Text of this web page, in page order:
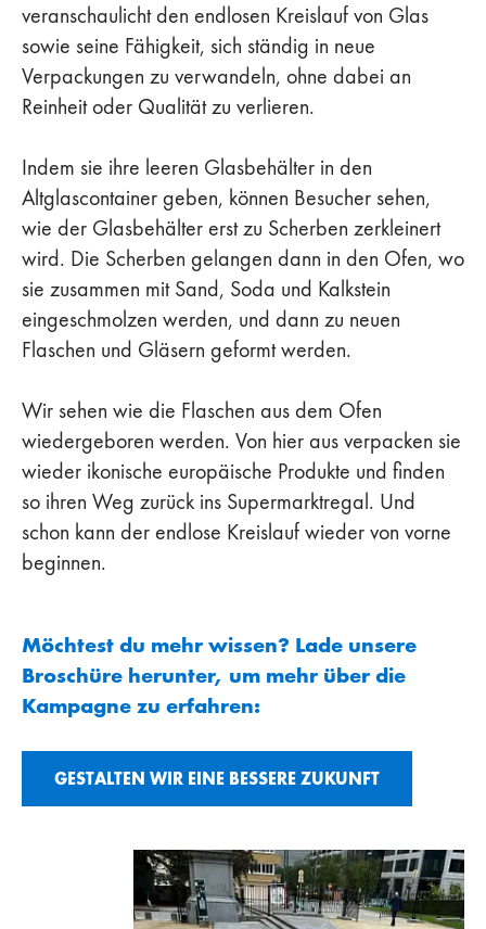
veranschaulicht den endlosen Kreislauf von Glas
sowie seine Fähigkeit, sich ständig in neue
Verpackungen zu verwandeln, ohne dabei an
Reinheit oder Qualität zu verlieren.
Indem sie ihre leeren Glasbehälter in den
Altglascontainer geben, können Besucher sehen,
wie der Glasbehälter erst zu Scherben zerkleinert
wird. Die Scherben gelangen dann in den Ofen, wo
sie zusammen mit Sand, Soda und Kalkstein
eingeschmolzen werden, und dann zu neuen
Flaschen und Gläsern geformt werden.
Wir sehen wie die Flaschen aus dem Ofen
wiedergeboren werden. Von hier aus verpacken sie
wieder ikonische europäische Produkte und finden
so ihren Weg zurück ins Supermarktregal. Und
schon kann der endlose Kreislauf wieder von vorne
beginnen.
Möchtest du mehr wissen? Lade unsere
Broschüre herunter, um mehr über die
Kampagne zu erfahren:
GESTALTEN WIR EINE BESSERE ZUKUNFT